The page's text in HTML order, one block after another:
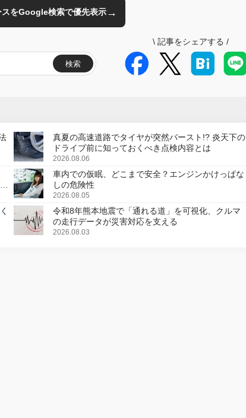
をGoogle検索で優先表示→
検索
\ 記事をシェアする /
真夏の高速道路でタイヤが突然バースト!? 炎天下の
ドライブ前に知っておくべき点検内容とは
2026.08.06
車内での仮眠、どこまで安全？エンジンかけっぱな
しの危険性
2026.08.05
令和8年熊本地震で「通れる道」を可視化、クルマ
の走行データが災害対応を支える
2026.08.03